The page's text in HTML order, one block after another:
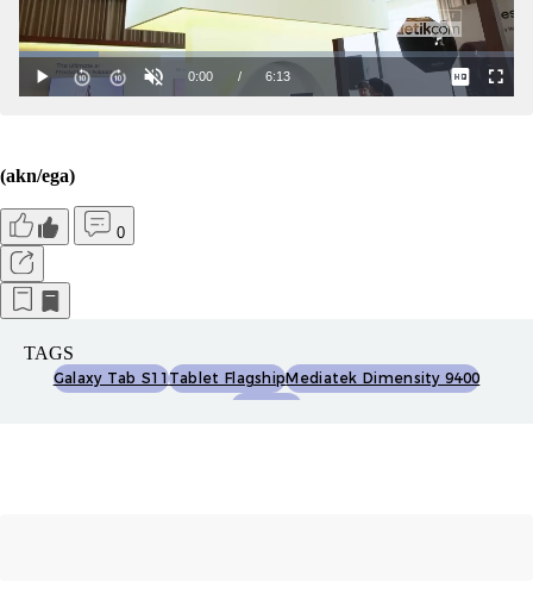
(akn/ega)
0
TAGS
Galaxy Tab S11Tablet FlagshipMediatek Dimensity 9400